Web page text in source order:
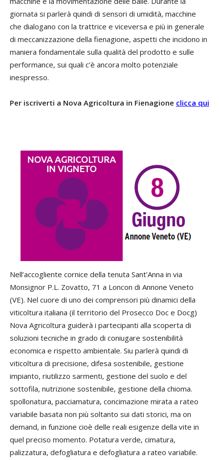
giornata si parlerà quindi di sensori di umidità, macchine
che dialogano con la trattrice e viceversa e più in generale
di meccanizzazione della fienagione, aspetti che incidono in
maniera fondamentale sulla qualità del prodotto e sulle
performance, sui quali c’è ancora molto potenziale
inespresso.
Per iscriverti a Nova Agricoltura in Fienagione clicca qui
Nell’accogliente cornice della tenuta Sant’Anna in via
Monsignor P.L. Zovatto, 71 a Loncon di Annone Veneto
(VE). Nel cuore di uno dei comprensori più dinamici della
viticoltura italiana (il territorio del Prosecco Doc e Docg)
Nova Agricoltura guiderà i partecipanti alla scoperta di
soluzioni tecniche in grado di coniugare sostenibilità
economica e rispetto ambientale. Siu parlerà quindi di
viticoltura di precisione, difesa sostenibile, gestione
impianto, riutilizzo sarmenti, gestione del suolo e del
sottofila, nutrizione sostenibile, gestione della chioma.
spollonatura, pacciamatura, concimazione mirata a rateo
variabile basata non più soltanto sui dati storici, ma on
demand, in funzione cioè delle reali esigenze della vite in
quel preciso momento. Potatura verde, cimatura,
palizzatura, defogliatura e defogliatura a rateo variabile.